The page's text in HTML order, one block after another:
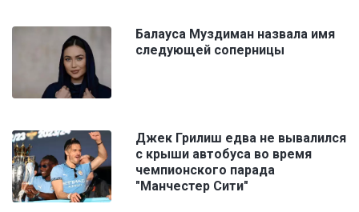
Балауса Муздиман назвала имя
следующей соперницы
Джек Грилиш едва не вывалился
с крыши автобуса во время
чемпионского парада
"Манчестер Сити"